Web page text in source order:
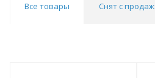
Все товары Снят с продаж